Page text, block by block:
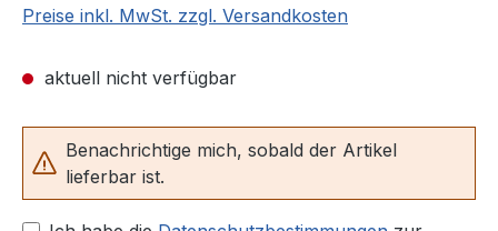
Preise inkl. MwSt. zzgl. Versandkosten
aktuell nicht verfügbar
Benachrichtige mich, sobald der Artikel
lieferbar ist.